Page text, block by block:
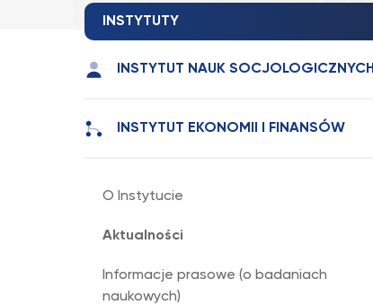
INSTYTUTY
INSTYTUT NAUK SOCJOLOGICZNYCH
INSTYTUT EKONOMII I FINANSÓW
O Instytucie
Aktualności
Informacje prasowe (o badaniach
naukowych)